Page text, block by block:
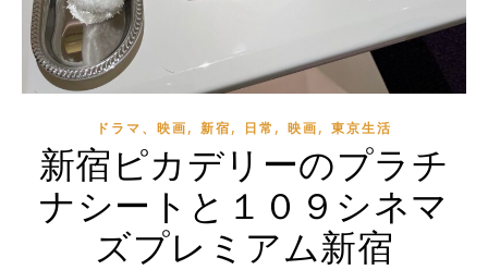
ドラマ、映画, 新宿, 日常 , 映画, 東京生活
新宿ピカデリーのプラチ
ナシートと１０９シネマ
ズプレミアム新宿